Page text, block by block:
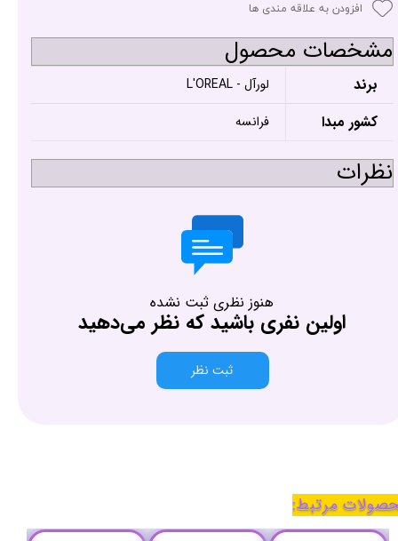
افزودن به علاقه مندی ها
مشخصات محصول
برند لورآل - L'OREAL
کشور مبدا فرانسه
نظرات
هنوز نظری ثبت نشده
اولین نفری باشید که نظر می‌دهید
ثبت نظر
مرتبط: